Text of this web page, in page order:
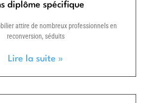
diplôme spécifique
attire de nombreux professionnels en
reconversion, séduits
Lire la suite »